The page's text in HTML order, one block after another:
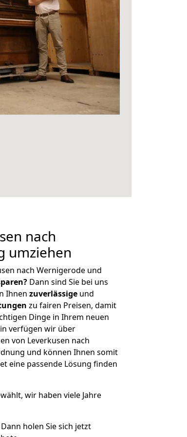
nach
umziehen
nach Wernigerode und
Dann sind Sie bei uns
Ihnen zuverlässige und
zu fairen Preisen, damit
Dinge in Ihrem neuen
verfügen wir über
von Leverkusen nach
und können Ihnen somit
eine passende Lösung finden
wir haben viele Jahre
Dann holen Sie sich jetzt